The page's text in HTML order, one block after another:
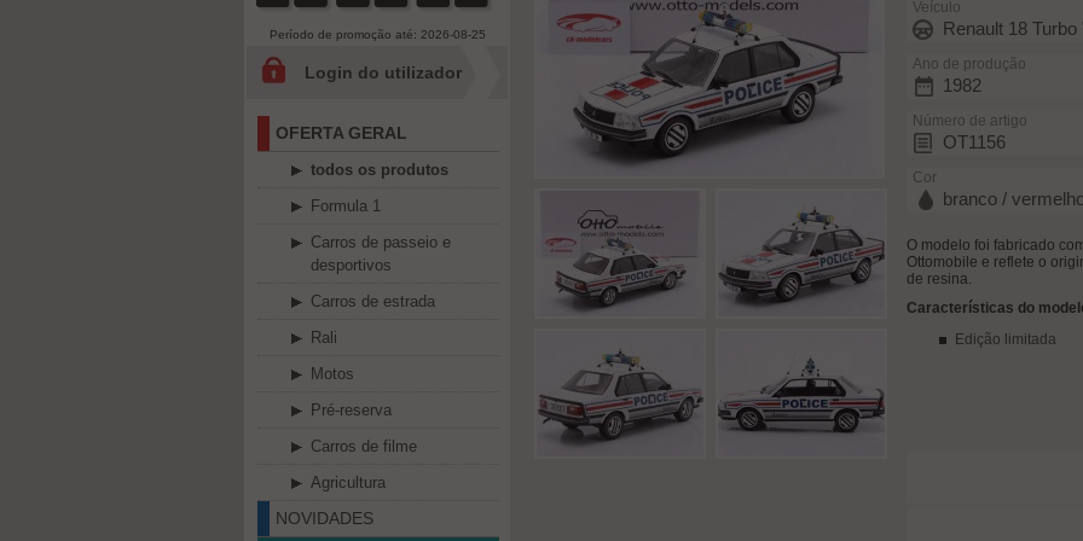
Período de promoção até: 2026-08-25
Login do utilizador
OFERTA GERAL
todos os produtos
Formula 1
Carros de passeio e
desportivos
Carros de estrada
Rali
Motos
Pré-reserva
Carros de filme
Agricultura
NOVIDADES
Veículo
Renault 18
Ano de produção
1982
Número de artigo
OT1156
Cor
branco /
O modelo foi fabricado
Ottomobile e reflete o
de resina.
Características do
Edição limitada